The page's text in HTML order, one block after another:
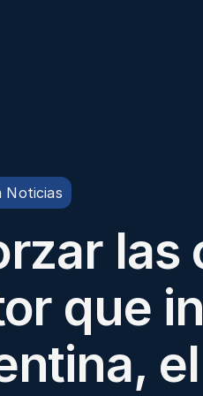
Noticias
que